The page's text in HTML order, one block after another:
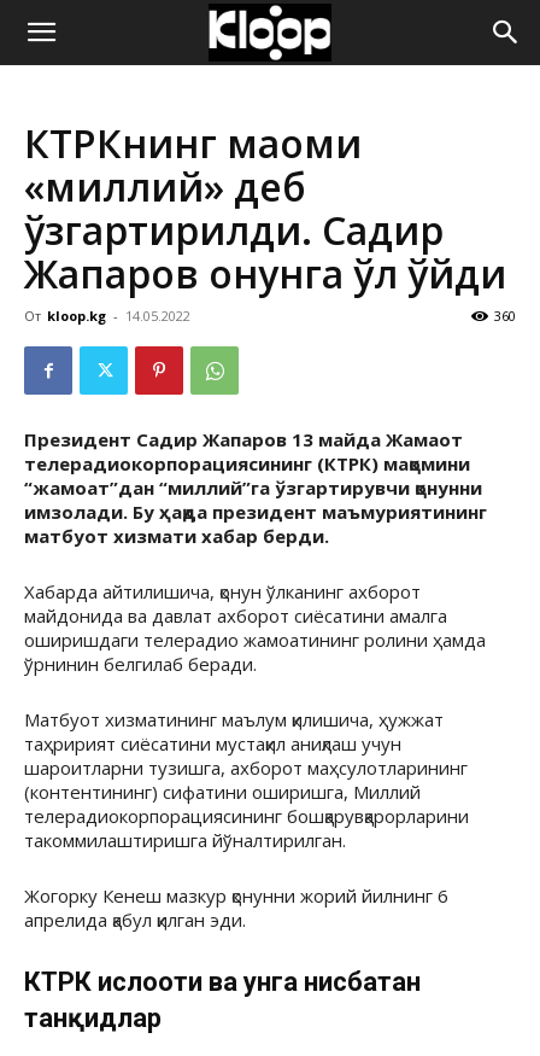
ҚИРҒИЗИСТОН
ЯНГИЛИКЛАРИ
КТРКнинг мақоми
«миллий» деб
ўзгартирилди. Садир
Жапаров қонунга қўл қўйди
От kloop.kg - 14.05.2022 360
Президент Садир Жапаров 13 майда Жамаот
телерадиокорпорациясининг (КТРК) мақомини
“жамоат”дан “миллий”га ўзгартирувчи қонунни
имзолади. Бу ҳақда президент маъмуриятининг
матбуот хизмати хабар берди.
Хабарда айтилишича, қонун ўлканинг ахборот
майдонида ва давлат ахборот сиёсатини амалга
оширишдаги телерадио жамоатининг ролини ҳамда
ўрнинин белгилаб беради.
Матбуот хизматининг маълум қилишича, ҳужжат
таҳририят сиёсатини мустақил аниқлаш учун
шароитларни тузишга, ахборот маҳсулотларининг
(контентининг) сифатини оширишга, Миллий
телерадиокорпорациясининг бошқарувқарорларини
такоммилаштиришга йўналтирилган.
Жогорку Кенеш мазкур қонунни жорий йилнинг 6
апрелида қабул қилган эди.
КТРК ислоҳоти ва унга нисбатан
танқидлар